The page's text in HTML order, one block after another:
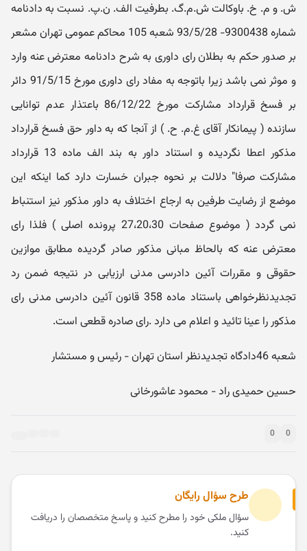
ش. و م. خ. باوکالت ش.م.گ. بطرفیت الف. ن.پ. نسبت به دادنامه
شماره 9300438- 93/5/28 شعبه 105 محاکم عمومی تهران مشعر
بر صدور حکم به بطلان رای داوری به شرح دادنامه معترض عنه وارد
و موثر نمی باشد زیرا باتوجه به مفاد رای داوری مورخ 91/5/15 دائر
بر فسخ قرارداد مشارکت مورخ 86/12/22 باعتذار عدم توانایی
سازنده ( پیمانکار آقای غ.م. ح. ) از آنجا که به داور حق فسخ قرارداد
مذکور اعطا نگردیده و استناد داور به بند الف ماده 13 قرارداد
مشارکت صرفا" دلالت بر نحوه جبران خسارت دارد کما اینکه این
موضع از رضایت طرفین به ارجاع اختلاف به داور مذکور نیز استنباط
نمی گردد ( موضوع صفحات 27،20،30 پرونده اصلی ) فلذا رای
معترض عنه که بالحاظ مبانی مذکور صادر گردیده مطابق موازین
حقوقی و مقررات آئین دادرسی مدنی ارزیابی در نتیجه ضمن رد
تجدیدنظرخواهی باستناد ماده 358 قانون آئین دادرسی مدنی رای
مذکور را عینا تائید و اعلام می دارد .رای صادره قطعی است.
شعبه 46دادگاه تجدیدنظر استان تهران - رئیس و مستشار
حسین حمیدی راد - محمود عاشورخانی
0
0
طرح سؤال رایگان
سؤال ملکی خود را مطرح کنید و پاسخ متخصصان را دریافت
کنید.